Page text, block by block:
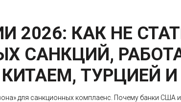
2026: КАК НЕ
САНКЦИЙ,
ТУРЦИЕЙ
для санкционных комплаенс. Почему банки США